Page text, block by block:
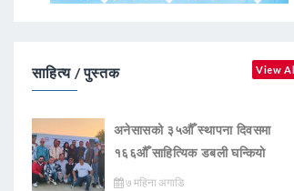
साहित्य / पुस्तक View All
अनेसासको ३५औँ स्थापना दिवसमा
१६६औँ साहित्यिक डबली घन्कियाे
७ महिना अगाडि